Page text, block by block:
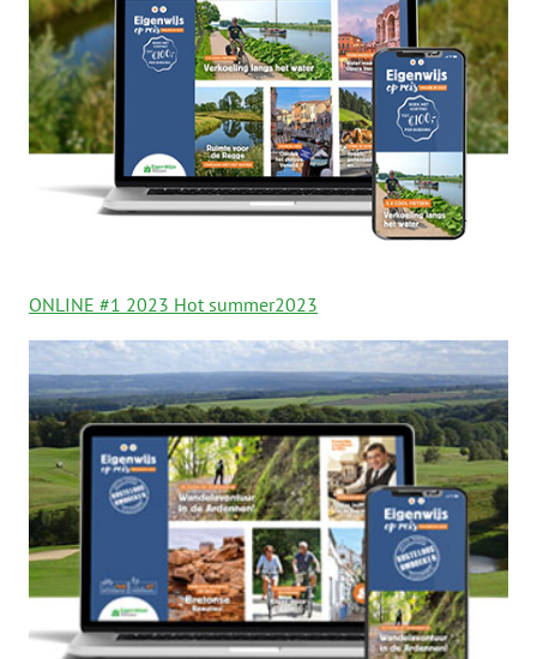
ONLINE #1 2023 Hot summer2023